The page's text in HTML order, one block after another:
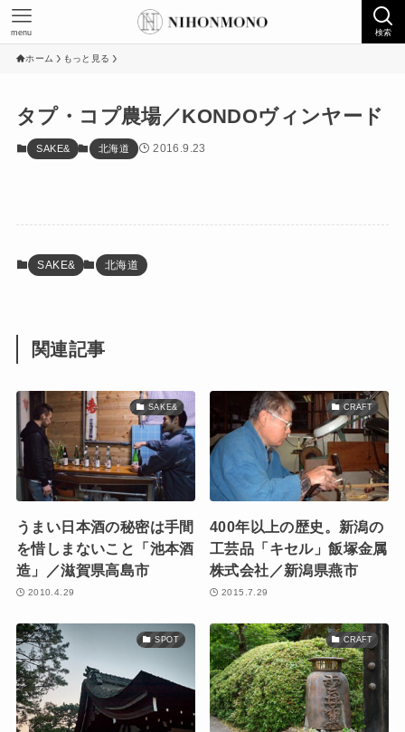
検索
menu
ホーム もっと見る
タプ・コプ農場／KONDOヴィンヤード
SAKE& 北海道 2016.9.23
SAKE& 北海道
関連記事
SAKE&
うまい日本酒の秘密は手間
を惜しまないこと「池本酒
造」／滋賀県高島市
2010.4.29
CRAFT
400年以上の歴史。新潟の
工芸品「キセル」飯塚金属
株式会社／新潟県燕市
2015.7.29
SPOT CRAFT